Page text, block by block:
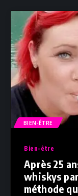
BIEN-ÊTRE
Bien-être
Après 25
whiskys
méthode